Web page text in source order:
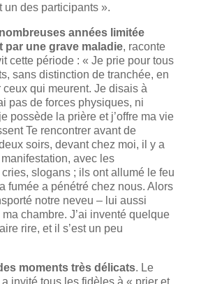
un des participants ».
années limitée
par une grave maladie, raconte
cette période : « Je prie pour tous
sans distinction de tranchée, en
qui meurent. Je disais à
pas de forces physiques, ni
possède la prière et j’offre ma vie
Te rencontrer avant de
soirs, devant chez moi, il y a
avec les
slogans ; ils ont allumé le feu
fumée a pénétré chez nous. Alors
notre neveu – lui aussi
chambre. J’ai inventé quelque
rire, et il s’est un peu
moments très délicats. Le
invité tous les fidèles à « prier et